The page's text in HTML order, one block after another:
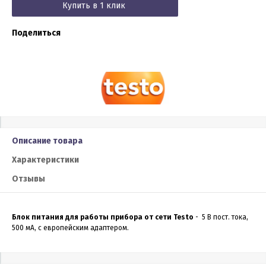
Купить в 1 клик
Поделиться
Описание товара
Характеристики
Отзывы
Блок питания для работы прибора от сети Testo - 5 В пост. тока,
500 мА, с европейским адаптером.